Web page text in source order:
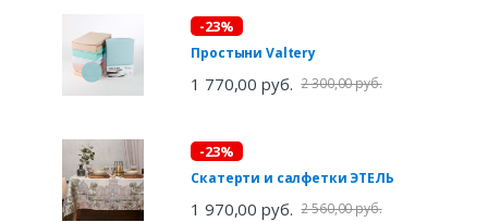
-23%
Простыни Valtery
1 770,00 руб. 2 300,00 руб.
-23%
Скатерти и салфетки ЭТЕЛЬ
1 970,00 руб. 2 560,00 руб.